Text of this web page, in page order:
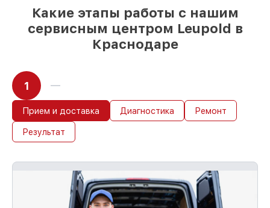
Какие этапы работы с нашим
сервисным центром Leupold в
Краснодаре
1
Прием и доставка Диагностика Ремонт
Результат